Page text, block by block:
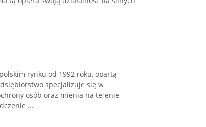
rynku od 1992 roku, opartą
specjalizuje się w
osób oraz mienia na terenie
...